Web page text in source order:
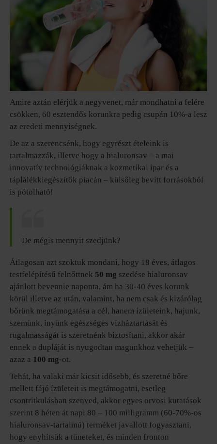
Amire aztán elérjük a negyvenet, már mondhatni a felére
csökken, 60 esztendős korunkra pedig csupán 10%-a lesz
az eredeti mennyiségnek.
De az a szerencsénk, hogy egyrészt ételeink is
tartalmazzák, illetve hogy a hialuronsav – a mai
innovatív technológiáknak a kozmetikai ipar és a
táplálékkiegészítők piacán – külsőleg bevitt forrásokból
is pótolható!
De mégis mennyit szedjünk?
Átlagosan azt szoktuk mondani, hogy 18 éves, átlagos
testfelépítésű felnőttnek 50 mg szedése hialuronsav
ajánlott bevennie naponta, ám ha 30-40 éves korunk
körül illetve az után, valamint, ha nem csak és kizárólag
bőrünk megtámogatása a cél, hanem ízületeink, hajunk,
szemünk, ínyünk egészséges vízháztartását és
rugalmasságát is szeretnénk biztosítani, akkor akár
ennek a dupláját is nyugodtan magunkhoz vehetjük –
azaz a 100 mg-ot.
Tehát, ha valaki már kicsit idősebb, és szeretné bőre
mellett fájó ízületeit is megtámogatni, esetleg
csontritkulásban szenved, akkor egyes orvosi kutatások
szerint 8 héten át napi 80 – 100 milligramm (60-70%-os
hialuronsav-tartalmú) terméket javallott fogyasztani,
hogy enyhítsük a tüneteket, és minden fronton